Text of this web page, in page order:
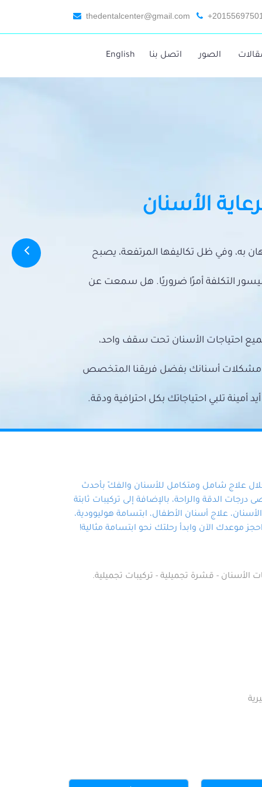
thedentalcenter@gmail.com
الصور اتصل بنا English
الأسنان
به، وفي ظل تكاليفها المرتفعة، يصبح
التكلفة أمرًا ضروريًا. هل سمعت عن
احتياجات الأسنان تحت سقف واحد،
مشكلات أسنانك بفضل فريقنا المتخصص
تلبي احتياجاتك بكل احترافية ودقة.
علاج شامل ومتكامل للأسنان والفكّ بأحدث
الدقة والراحة، بالإضافة إلى تركيبات ثابتة
علاج أسنان الأطفال، ابتسامة هوليوودية،
موعدك الآن وابدأ رحلتك نحو ابتسامة مثالية!
الأسنان - قشرة تجميلية - تركيبات تجميلية.